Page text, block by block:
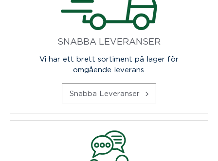
SNABBA LEVERANSER
Vi har ett brett sortiment på lager för
omgående leverans.
Snabba Leveranser